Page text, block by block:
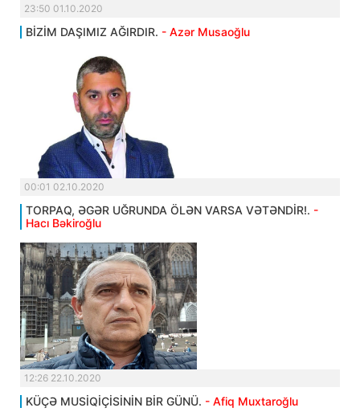
23:50 01.10.2020
BİZİM DAŞIMIZ AĞIRDIR. - Azər Musaoğlu
00:01 02.10.2020
TORPAQ, ƏGƏR UĞRUNDA ÖLƏN VARSA VƏTƏNDİR!. -
Hacı Bəkiroğlu
12:26 22.10.2020
KÜÇƏ MUSİQİÇİSİNİN BİR GÜNÜ. - Afiq Muxtaroğlu